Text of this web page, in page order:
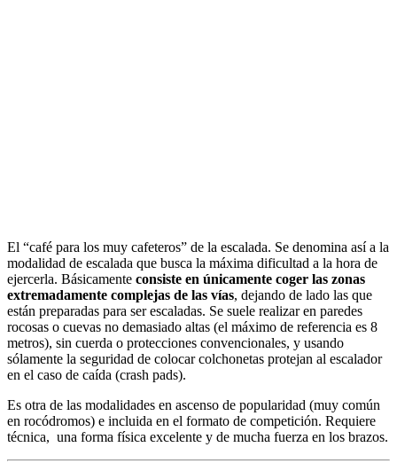
El “café para los muy cafeteros” de la escalada. Se denomina así a la
modalidad de escalada que busca la máxima dificultad a la hora de
ejercerla. Básicamente consiste en únicamente coger las zonas
extremadamente complejas de las vías, dejando de lado las que
están preparadas para ser escaladas. Se suele realizar en paredes
rocosas o cuevas no demasiado altas (el máximo de referencia es 8
metros), sin cuerda o protecciones convencionales, y usando
sólamente la seguridad de colocar colchonetas protejan al escalador
en el caso de caída (crash pads).
Es otra de las modalidades en ascenso de popularidad (muy común
en rocódromos) e incluida en el formato de competición. Requiere
técnica, una forma física excelente y de mucha fuerza en los brazos.